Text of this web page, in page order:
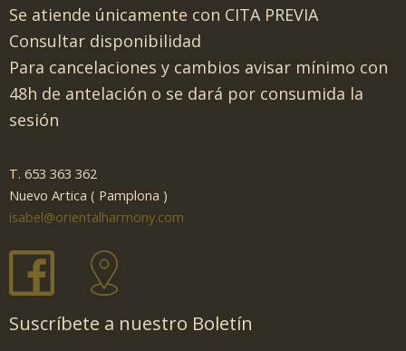
Se atiende únicamente con CITA PREVIA
Consultar disponibilidad
Para cancelaciones y cambios avisar mínimo con
48h de antelación o se dará por consumida la
sesión
T. 653 363 362
Nuevo Artica ( Pamplona )
isabel@orientalharmony.com
Suscríbete a nuestro Boletín